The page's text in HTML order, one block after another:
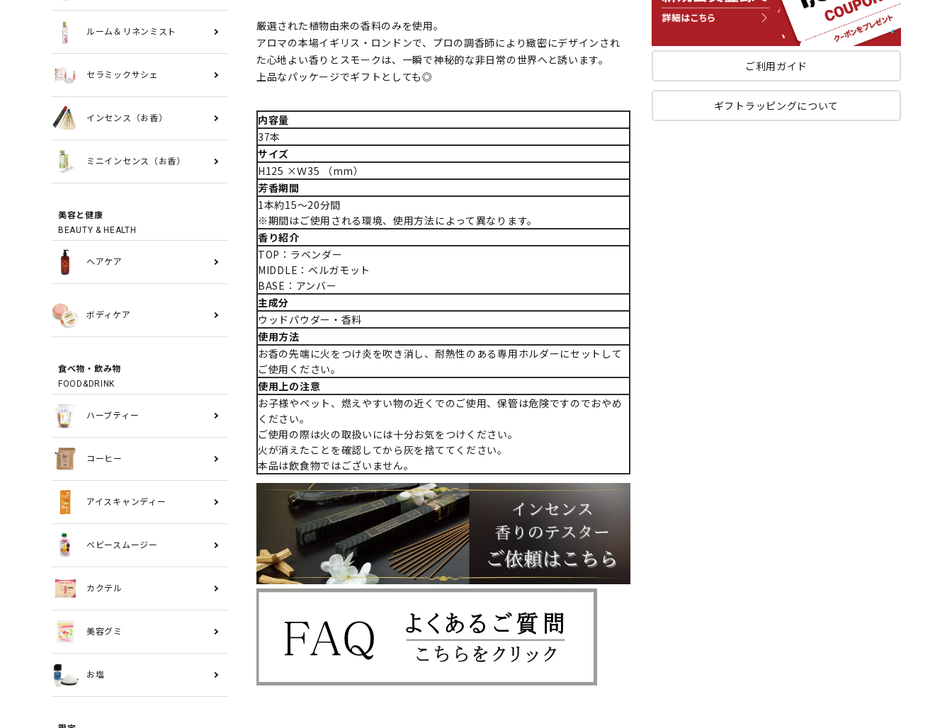
ルーム＆リネンミスト
セラミックサシェ
インセンス（お香）
ミニインセンス（お香）
美容と健康
BEAUTY & HEALTH
ヘアケア
ボディケア
食べ物・飲み物
FOOD&DRINK
ハーブティー
コーヒー
アイスキャンディー
ベビースムージー
カクテル
美容グミ
お塩
厳選された植物由来の香料のみを使用。
アロマの本場イギリス・ロンドンで、プロの調香師により緻密にデザインされ
た心地よい香りとスモークは、一瞬で神秘的な非日常の世界へと誘います。
上品なパッケージでギフトとしても◎
内容量
37本
サイズ
H125 ×Ｗ35 （mm）
芳香期間
1本約15～20分間
※期間はご使用される環境、使用方法によって異なります。
香り紹介
TOP：ラベンダー
MIDDLE：ベルガモット
BASE：アンバー
主成分
ウッドパウダー・香料
使用方法
お香の先端に火をつけ炎を吹き消し、耐熱性のある専用ホルダーにセットして
ご使用ください。
使用上の注意
お子様やペット、燃えやすい物の近くでのご使用、保管は危険ですのでおやめ
ください。
ご使用の際は火の取扱いには十分お気をつけください。
火が消えたことを確認してから灰を捨ててください。
本品は飲食物ではございません。
ご利用ガイド
ギフトラッピングについて